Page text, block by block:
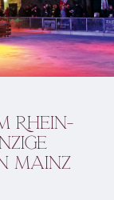
Rhein-
Mainz